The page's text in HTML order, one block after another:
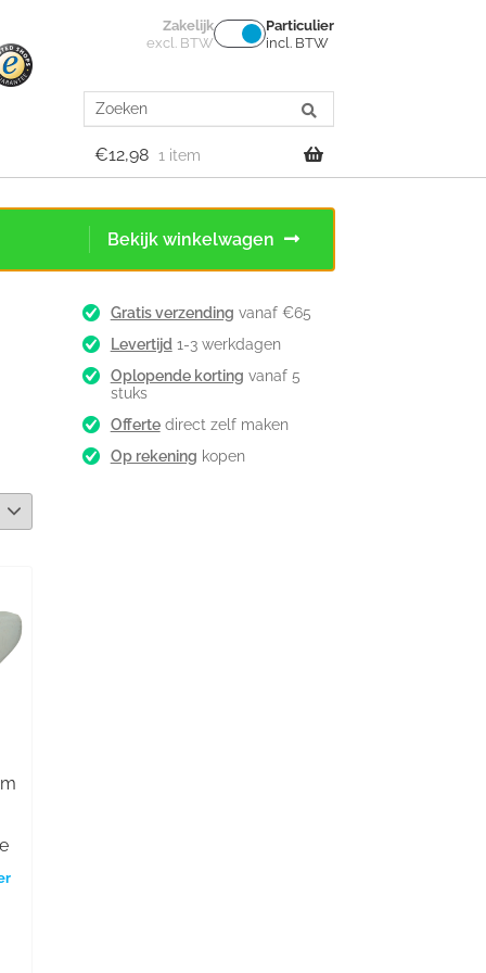
Zakelijk
excl. BTW
Particulier
incl. BTW
Search
for:
€12,98 1 item
Bekijk winkelwagen
Gratis verzending vanaf €65
Levertijd 1-3 werkdagen
Oplopende korting vanaf 5
stuks
Offertedirect zelf maken
Op rekening kopen